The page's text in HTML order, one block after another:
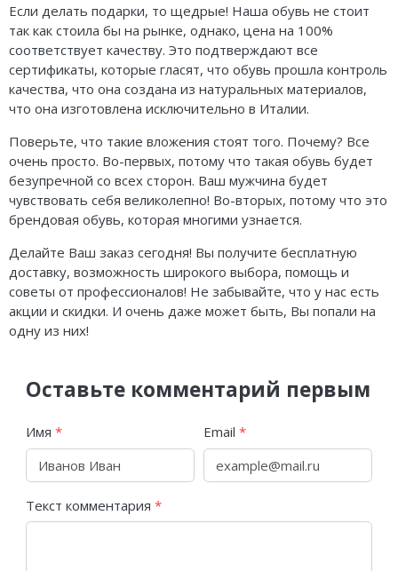
Если делать подарки, то щедрые! Наша обувь не стоит
так как стоила бы на рынке, однако, цена на 100%
соответствует качеству. Это подтверждают все
сертификаты, которые гласят, что обувь прошла контроль
качества, что она создана из натуральных материалов,
что она изготовлена исключительно в Италии.
Поверьте, что такие вложения стоят того. Почему? Все
очень просто. Во-первых, потому что такая обувь будет
безупречной со всех сторон. Ваш мужчина будет
чувствовать себя великолепно! Во-вторых, потому что это
брендовая обувь, которая многими узнается.
Делайте Ваш заказ сегодня! Вы получите бесплатную
доставку, возможность широкого выбора, помощь и
советы от профессионалов! Не забывайте, что у нас есть
акции и скидки. И очень даже может быть, Вы попали на
одну из них!
Оставьте комментарий первым
Имя * Email *
Текст комментария *